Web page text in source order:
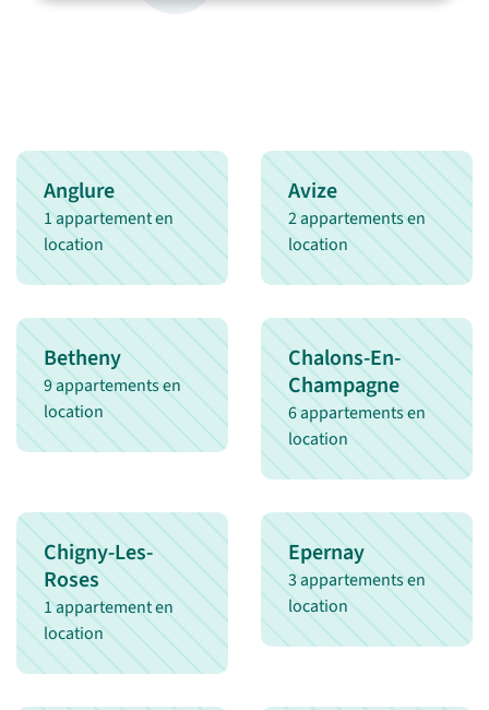
Anglure
1 appartement en
location
Avize
2 appartements en
location
Betheny
9 appartements en
location
Chalons-En-
Champagne
6 appartements en
location
Chigny-Les-
Roses
1 appartement en
location
Epernay
3 appartements en
location